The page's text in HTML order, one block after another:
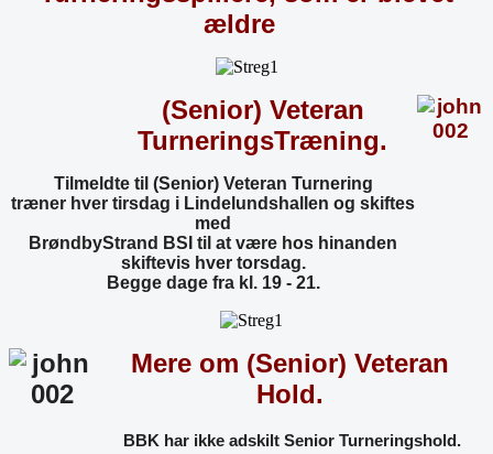
ældre
(Senior) Veteran
TurneringsTræning.
Tilmeldte til (Senior) Veteran Turnering
træner hver tirsdag i Lindelundshallen og skiftes
med
BrøndbyStrand BSI til at være hos hinanden
skiftevis hver torsdag.
Begge dage fra kl. 19 - 21.
Mere om (Senior) Veteran
Hold.
BBK har ikke adskilt Senior Turneringshold.